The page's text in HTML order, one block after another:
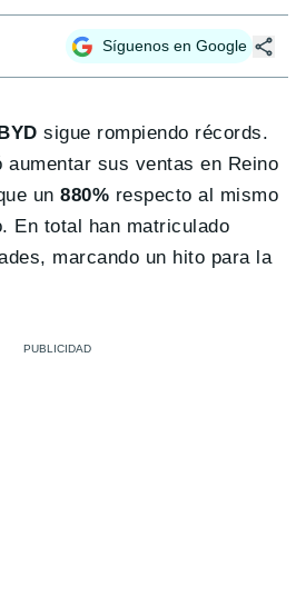
Síguenos en Google
BYD sigue rompiendo récords.
aumentar sus ventas en Reino
un880% respecto al mismo
En total han matriculado
marcando un hito para la